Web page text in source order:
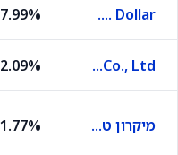
U.S. Dollar
7.99%
Samsung Electronics Co., Ltd.
2.09%
מיקרון טכנולוג'י 1.77%